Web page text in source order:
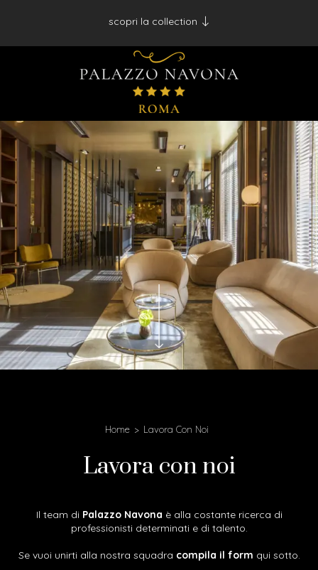
scopri la collection
Desìo Charming Hotels
Antico Albergo del Sole al Pantheon - Roma
Palazzo Navona - Roma
Home Lavora Con Noi
Lavora con noi
Il team di Palazzo Navona è alla costante ricerca di
professionisti determinati e di talento.
Se vuoi unirti alla nostra squadra compila il form qui sotto.